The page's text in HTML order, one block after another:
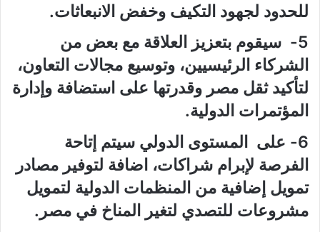
للحدود لجهود التكيف وخفض الانبعاثات.
5- سيقوم بتعزيز العلاقة مع بعض من
الشركاء الرئيسيين، وتوسيع مجالات التعاون،
لتأكيد ثقل مصر وقدرتها على استضافة وإدارة
المؤتمرات الدولية.
6- على المستوى الدولي سيتم إتاحة
الفرصة لإبرام شراكات، اضافة لتوفير مصادر
تمويل إضافية من المنظمات الدولية لتمويل
مشروعات للتصدي لتغير المناخ في مصر.